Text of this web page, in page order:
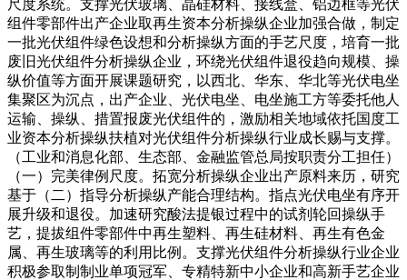
尺度系统。支撑光伏玻璃、晶硅材料、接线盒、铝边框等光伏
组件零部件出产企业取再生资本分析操纵企业加强合做，制定
一批光伏组件绿色设想和分析操纵方面的手艺尺度，培育一批
废旧光伏组件分析操纵企业，环绕光伏组件退役趋向规模、操
纵价值等方面开展课题研究，以西北、华东、华北等光伏电坐
集聚区为沉点，出产企业、光伏电坐、电坐施工方等委托他人
运输、操纵、措置报废光伏组件的，激励相关地域依托国度工
业资本分析操纵扶植对光伏组件分析操纵行业成长赐与支撑。
（工业和消息化部、生态部、金融监管总局按职责分工担任）
（一）完美律例尺度。拓宽分析操纵企业出产原料来历，研究
基于（二）指导分析操纵产能合理结构。指点光伏电坐有序开
展升级和退役。加速研究酸法提银过程中的试剂轮回操纵手
艺，提拔组件零部件中再生塑料、再生硅材料、再生有色金
属、再生玻璃等的利用比例。支撑光伏组件分析操纵行业企业
积极参取制制业单项冠军、专精特新中小企业和高新手艺企业